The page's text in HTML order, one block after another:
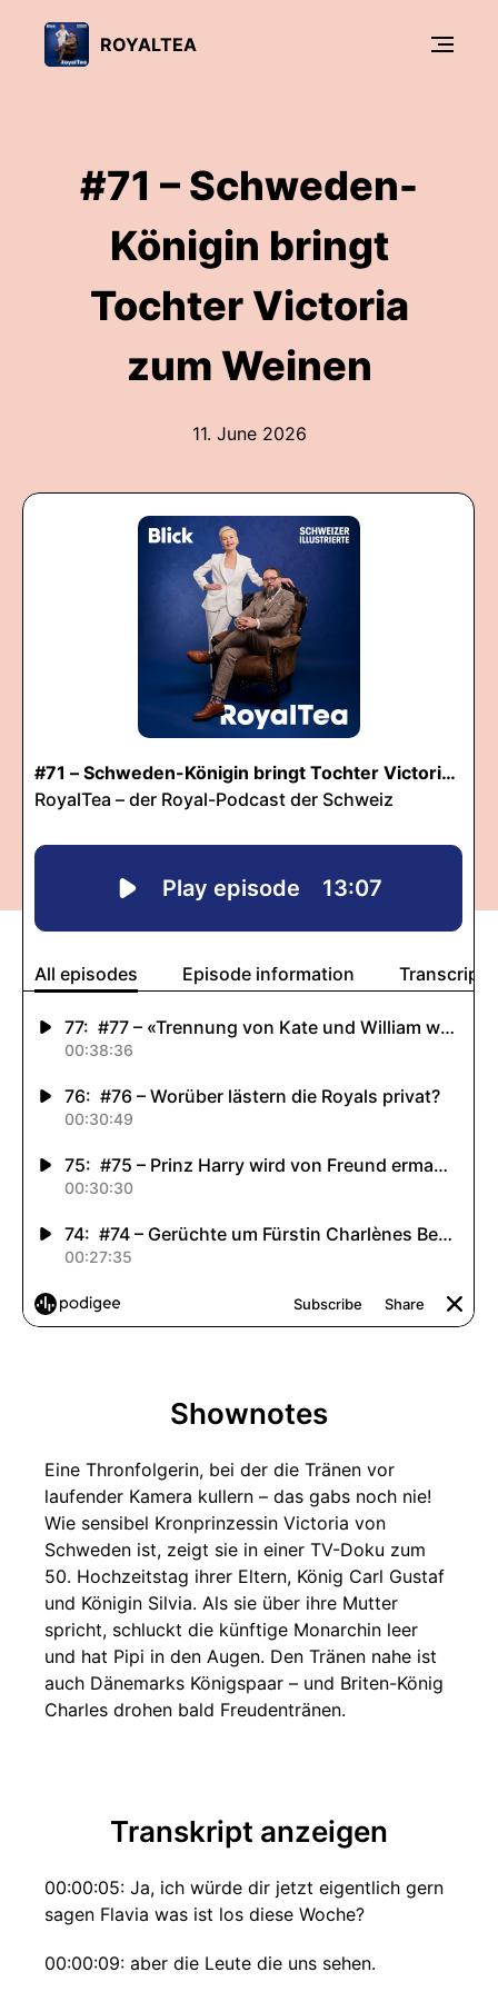
ROYALTEA
#71 – Schweden-
Königin bringt
Tochter Victoria
zum Weinen
11. June 2026
Shownotes
Eine Thronfolgerin, bei der die Tränen vor
laufender Kamera kullern – das gabs noch nie!
Wie sensibel Kronprinzessin Victoria von
Schweden ist, zeigt sie in einer TV-Doku zum
50. Hochzeitstag ihrer Eltern, König Carl Gustaf
und Königin Silvia. Als sie über ihre Mutter
spricht, schluckt die künftige Monarchin leer
und hat Pipi in den Augen. Den Tränen nahe ist
auch Dänemarks Königspaar – und Briten-König
Charles drohen bald Freudentränen.
Transkript anzeigen
00:00:05: Ja, ich würde dir jetzt eigentlich gern
sagen Flavia was ist los diese Woche?
00:00:09: aber die Leute die uns sehen.